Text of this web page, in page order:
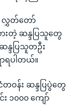
လွှတ်တော်
တဲ့ ဆန္ဒပြသူတွေ
ဒပြသူတဦး
ရပါတယ်။
န်း ဆန္ဒပြပွဲတွေ
၁၀၀၀ ကျော်